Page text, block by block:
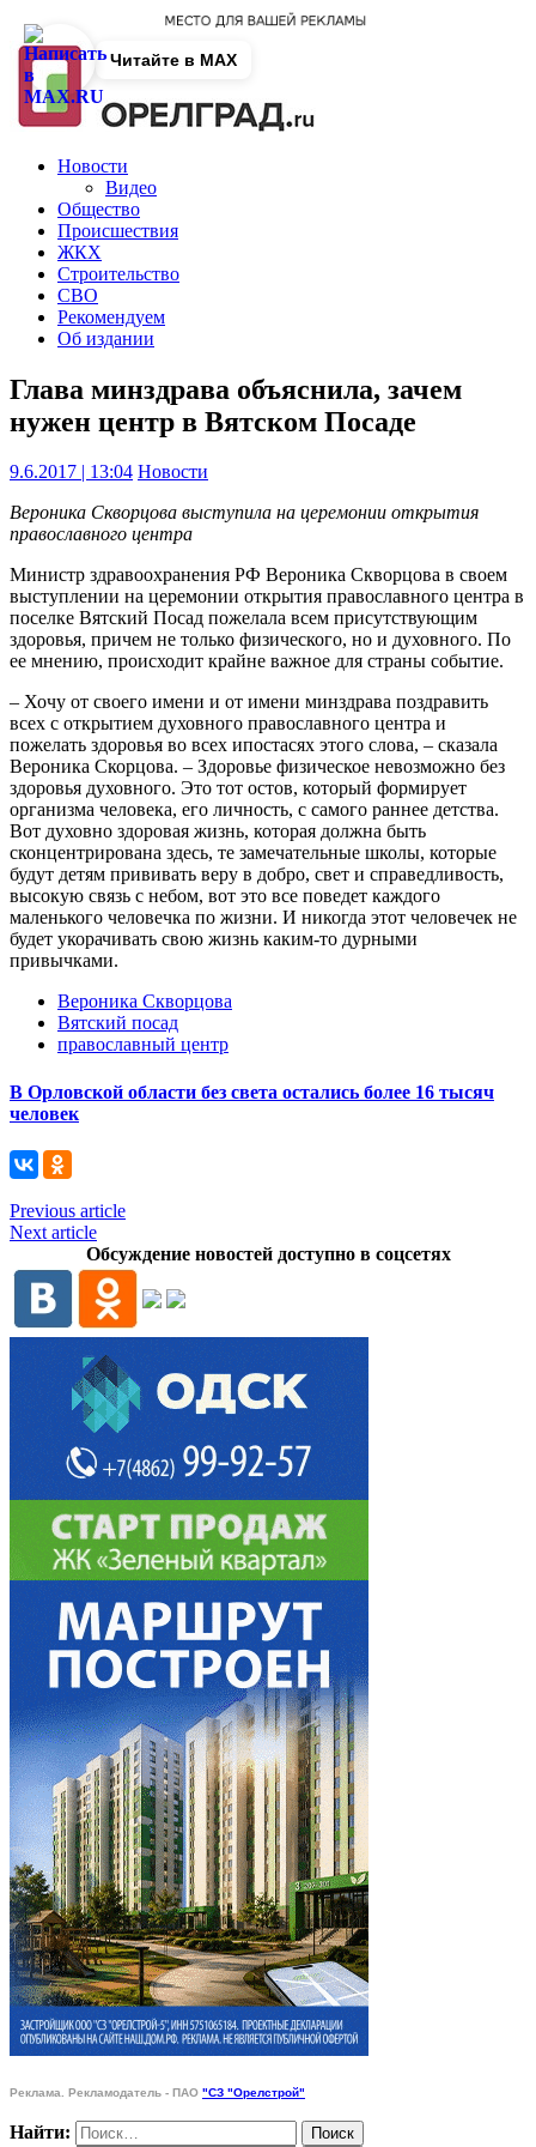
Новости
Видео
Общество
Происшествия
ЖКХ
Строительство
СВО
Рекомендуем
Об издании
Глава минздрава объяснила, зачем
нужен центр в Вятском Посаде
9.6.2017 | 13:04 Новости
Вероника Скворцова выступила на церемонии открытия
православного центра
Министр здравоохранения РФ Вероника Скворцова в своем
выступлении на церемонии открытия православного центра в
поселке Вятский Посад пожелала всем присутствующим
здоровья, причем не только физического, но и духовного. По
ее мнению, происходит крайне важное для страны событие.
– Хочу от своего имени и от имени минздрава поздравить
всех с открытием духовного православного центра и
пожелать здоровья во всех ипостасях этого слова, – сказала
Вероника Скорцова. – Здоровье физическое невозможно без
здоровья духовного. Это тот остов, который формирует
организма человека, его личность, с самого раннее детства.
Вот духовно здоровая жизнь, которая должна быть
сконцентрирована здесь, те замечательные школы, которые
будут детям прививать веру в добро, свет и справедливость,
высокую связь с небом, вот это все поведет каждого
маленького человечка по жизни. И никогда этот человечек не
будет укорачивать свою жизнь каким-то дурными
привычками.
Вероника Скворцова
Вятский посад
православный центр
В Орловской области без света остались более 16 тысяч
человек
Previous article
Next article
Обсуждение новостей доступно в соцсетях
Реклама. Рекламодатель - ПАО "СЗ "Орелстрой"
Найти:
Читайте в MAX